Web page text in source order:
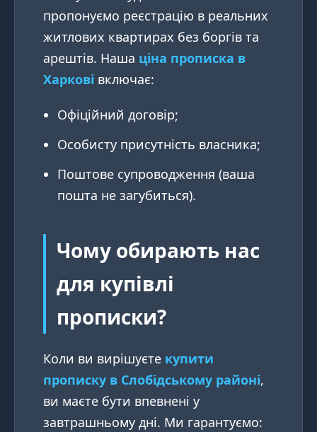
пропонуємо реєстрацію в реальних
житлових квартирах без боргів та
арештів. Наша ціна прописка в
Харкові включає:
Офіційний договір;
Особисту присутність власника;
Поштове супроводження (ваша
пошта не загубиться).
Чому обирають нас
для купівлі
прописки?
Коли ви вирішуєте купити
прописку в Слобідському районі,
ви маєте бути впевнені у
завтрашньому дні. Ми гарантуємо: